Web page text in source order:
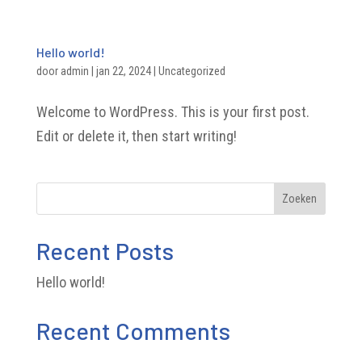
Hello world!
door admin jan 22, 2024| Uncategorized
Welcome to WordPress. This is your first post.
Edit or delete it, then start writing!
Zoeken
Recent Posts
Hello world!
Recent Comments